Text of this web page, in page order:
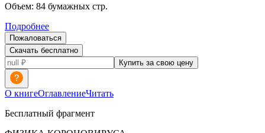
Объем: 84 бумажных стр.
Подробнее
Пожаловаться
Скачать бесплатно
Купить за свою цену
О книгеОглавлениеЧитать
Бесплатный фрагмент